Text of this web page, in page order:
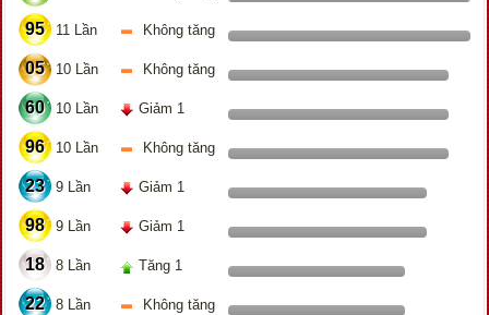
95 11 Lần Không tăng
05 10 Lần Không tăng
60 10 Lần Giảm 1
96 10 Lần Không tăng
23 9 Lần Giảm 1
98 9 Lần Giảm 1
18 8 Lần Tăng 1
22 8 Lần Không tăng